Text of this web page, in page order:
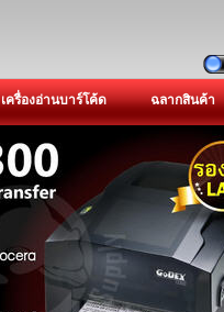
เครื่องอ่านบาร์โค้ด ฉลากสินค้า